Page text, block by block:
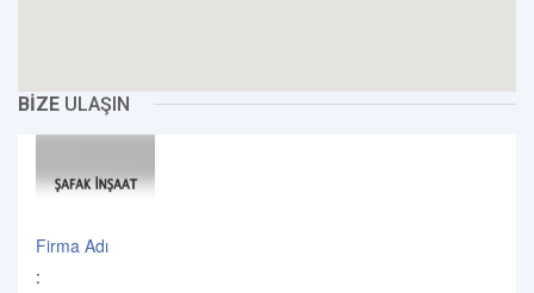
BİZE ULAŞIN
Firma Adı
: